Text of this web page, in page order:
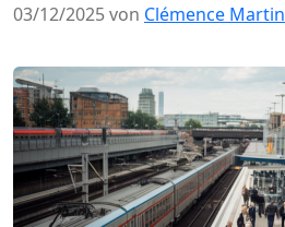
03/12/2025 von Clémence Martin